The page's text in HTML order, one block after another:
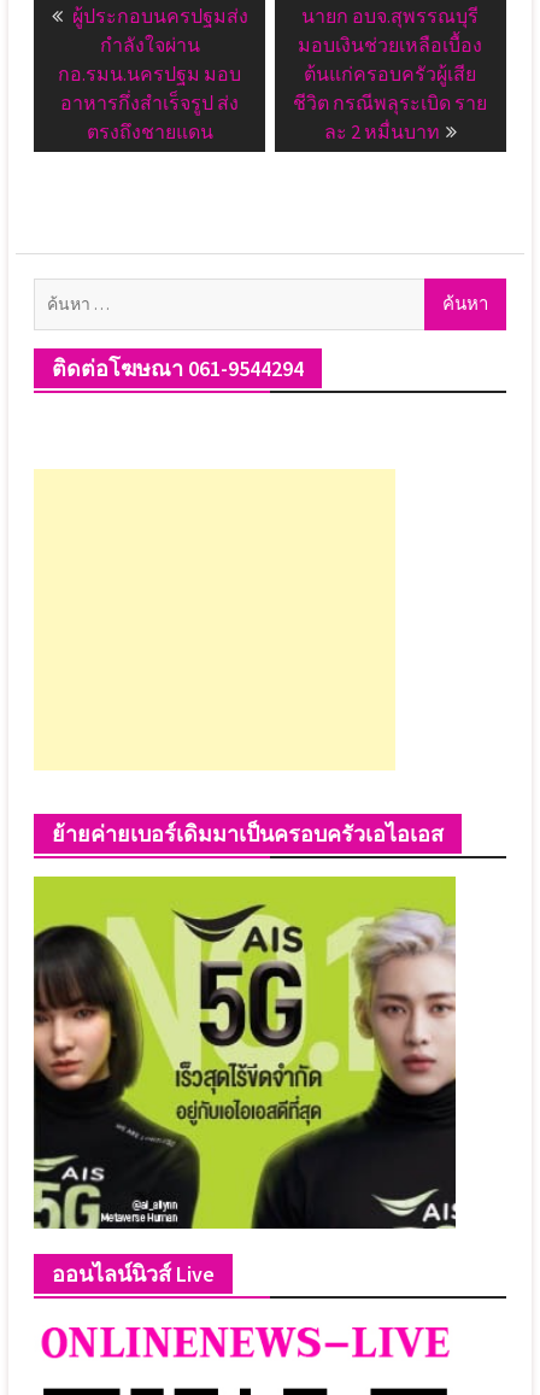
เรื่องPrevious
post:
ผู้ประกอบนครปฐมส่ง
กำลังใจผ่าน
กอ.รมน.นครปฐม มอบ
อาหารกึ่งสำเร็จรูป ส่ง
ตรงถึงชายแดน
Next
post:
นายก อบจ.สุพรรณบุรี
มอบเงินช่วยเหลือเบื้อง
ต้นแก่ครอบครัวผู้เสีย
ชีวิต กรณีพลุระเบิด ราย
ละ 2 หมื่นบาท
ค้นหา
ติดต่อโฆษณา 061-9544294
ย้ายค่ายเบอร์เดิมมาเป็นครอบครัวเอไอเอส
ออนไลน์นิวส์ Live